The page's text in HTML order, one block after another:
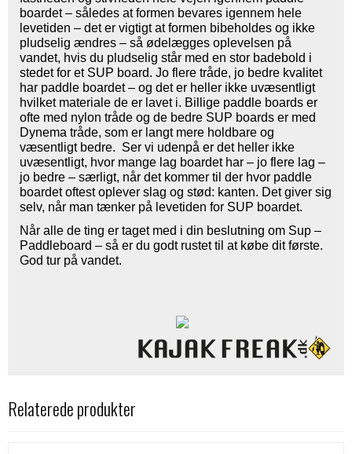
boardet – således at formen bevares igennem hele
levetiden – det er vigtigt at formen bibeholdes og ikke
pludselig ændres – så ødelægges oplevelsen på
vandet, hvis du pludselig står med en stor badebold i
stedet for et SUP board. Jo flere tråde, jo bedre kvalitet
har paddle boardet – og det er heller ikke uvæsentligt
hvilket materiale de er lavet i. Billige paddle boards er
ofte med nylon tråde og de bedre SUP boards er med
Dynema tråde, som er langt mere holdbare og
væsentligt bedre. Ser vi udenpå er det heller ikke
uvæsentligt, hvor mange lag boardet har – jo flere lag –
jo bedre – særligt, når det kommer til der hvor paddle
boardet oftest oplever slag og stød: kanten. Det giver sig
selv, når man tænker på levetiden for SUP boardet.
Når alle de ting er taget med i din beslutning om Sup –
Paddleboard – så er du godt rustet til at købe dit første.
God tur på vandet.
Relaterede produkter